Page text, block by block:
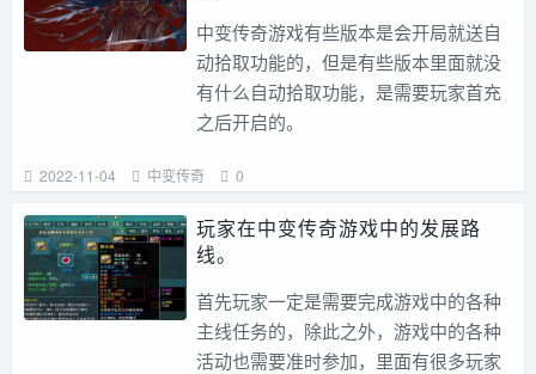
中变传奇游戏有些版本是会开局就送自
动拾取功能的，但是有些版本里面就没
有什么自动拾取功能，是需要玩家首充
之后开启的。
2022-11-04 中变传奇 0
玩家在中变传奇游戏中的发展路
线。
首先玩家一定是需要完成游戏中的各种
主线任务的，除此之外，游戏中的各种
活动也需要准时参加，里面有很多玩家